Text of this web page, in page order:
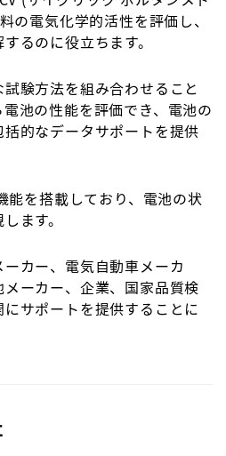
の電気化学的活性を評価し、
るのに役立ちます。
試験方法を組み合わせること
池の性能を評価でき、電池の
的なデータサポートを提供
能を搭載しており、電池の状
ます。
カー、電気自動車メーカ
ーカー、企業、国家品質検
サポートを提供することに